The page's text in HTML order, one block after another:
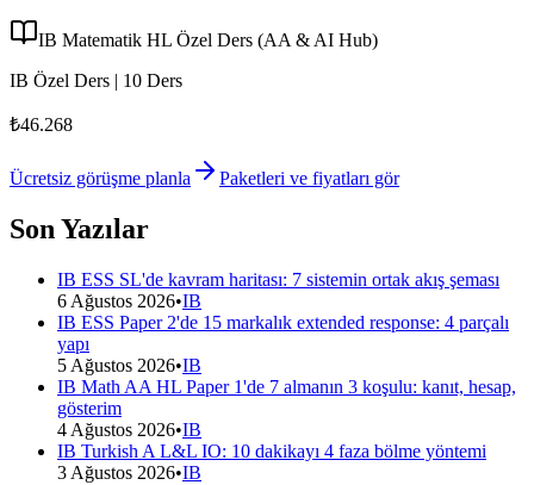
IB Matematik HL Özel Ders (AA & AI Hub)
IB Özel Ders | 10 Ders
₺46.268
Ücretsiz görüşme planla Paketleri ve fiyatları gör
Son Yazılar
IB ESS SL'de kavram haritası: 7 sistemin ortak akış şeması
6 Ağustos 2026•IB
IB ESS Paper 2'de 15 markalık extended response: 4 parçalı
yapı
5 Ağustos 2026•IB
IB Math AA HL Paper 1'de 7 almanın 3 koşulu: kanıt, hesap,
gösterim
4 Ağustos 2026•IB
IB Turkish A L&L IO: 10 dakikayı 4 faza bölme yöntemi
3 Ağustos 2026•IB